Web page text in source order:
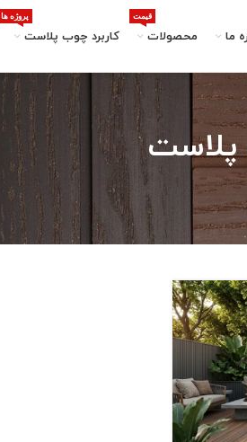
ما محصولات
قیمت
کاربرد چوب پلاست
پروژه ها